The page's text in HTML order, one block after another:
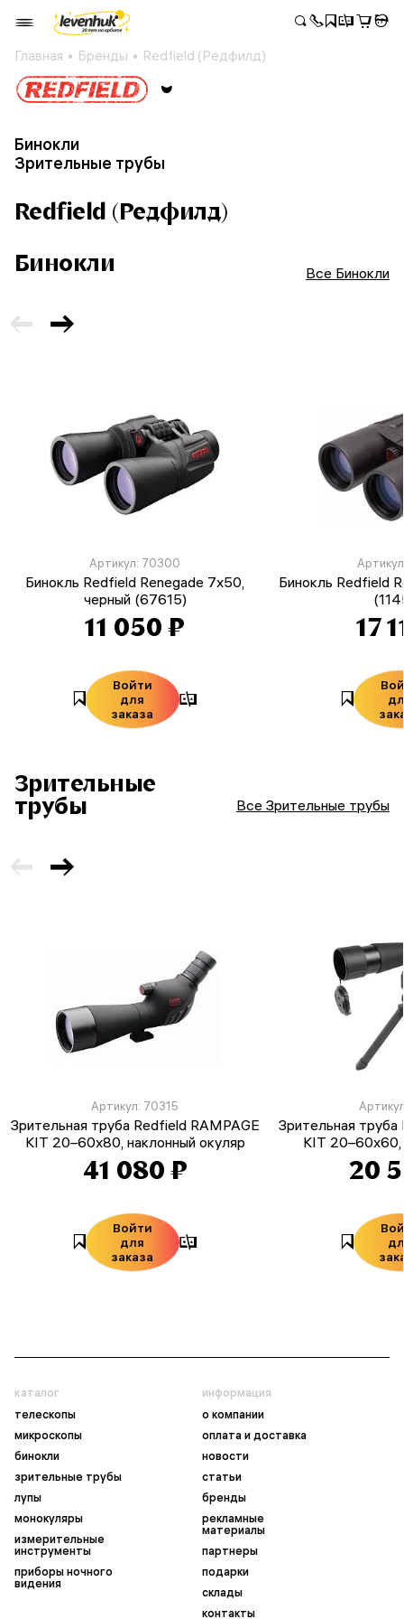
Главная Бренды Redfield (Редфилд)
Бинокли
Зрительные трубы
Redfield (Редфилд)
Бинокли
Все Бинокли
Артикул: 70300
Бинокль Redfield Renegade 7x50,
черный (67615)
11 050 ₽
Войти
для
заказа
Бинокль Redfield
17
Зрительные
трубы
Все Зрительные трубы
Артикул: 70315
Зрительная труба Redfield RAMPAGE
KIT 20–60x80, наклонный окуляр
41 080 ₽
Войти
для
заказа
Зрительная
KIT 20–60x60,
20
каталог
телескопы
микроскопы
бинокли
зрительные трубы
лупы
монокуляры
измерительные
инструменты
приборы ночного
видения
информация
о компании
оплата и доставка
новости
статьи
бренды
рекламные
материалы
партнеры
подарки
склады
контакты